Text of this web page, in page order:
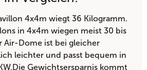
4x4m wiegt 36 Kilogramm.
in 4x4m wiegen meist 30 bis
Air-Dome ist bei gleicher
leichter und passt bequem in
Gewichtsersparnis kommt